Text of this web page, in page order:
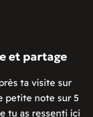
et partage
ta visite sur
petite note sur 5
tu as ressenti ici